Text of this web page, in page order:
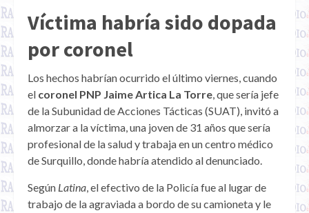
Víctima habría sido dopada
por coronel
Los hechos habrían ocurrido el último viernes, cuando
el coronel PNP Jaime Artica La Torre, que sería jefe
de la Subunidad de Acciones Tácticas (SUAT), invitó a
almorzar a la víctima, una joven de 31 años que sería
profesional de la salud y trabaja en un centro médico
de Surquillo, donde habría atendido al denunciado.
Según Latina, el efectivo de la Policía fue al lugar de
trabajo de la agraviada a bordo de su camioneta y le